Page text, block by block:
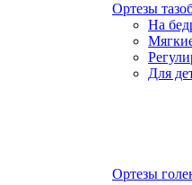
Ортезы
На
Для
Ортезы